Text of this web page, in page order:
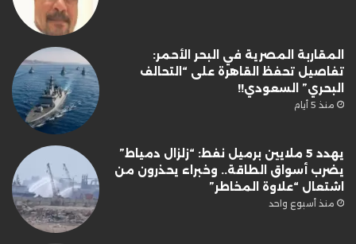
المقاربة المصرية في البحر الأحمر:
تفاصيل تحفظ القاهرة على “التحالف
البحري” السعودي!!
منذ 5 أيام
يهدد 5 ملايين برميل نفط: “زلزال دمياط”
يضرب أسواق الطاقة.. وخبراء يحذرون من
اشتعال “علاوة المخاطر”
منذ أسبوع واحد